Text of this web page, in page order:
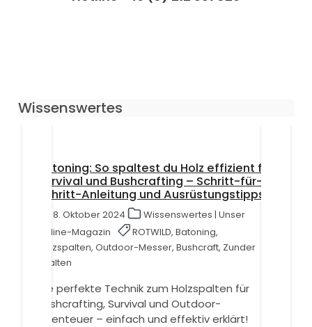
Wissenswertes
Batoning: So spaltest du Holz effizient für
Survival und Bushcrafting – Schritt-für-
Schritt-Anleitung und Ausrüstungstipps
8. Oktober 2024
Wissenswertes | Unser
Online-Magazin
ROTWILD, Batoning,
Holzspalten, Outdoor-Messer, Bushcraft, Zunder
spalten
Die perfekte Technik zum Holzspalten für
Bushcrafting, Survival und Outdoor-
Abenteuer – einfach und effektiv erklärt!